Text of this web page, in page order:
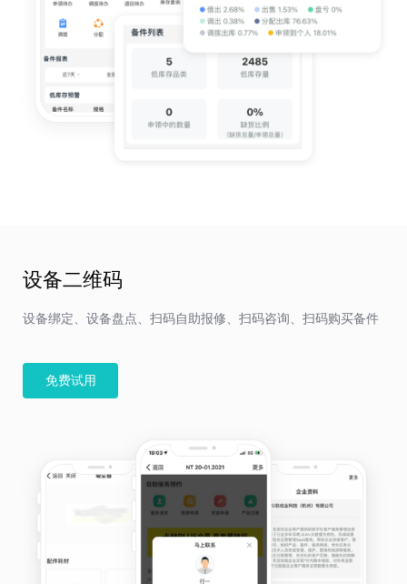
设备二维码
设备绑定、设备盘点、扫码自助报修、扫码咨询、扫码购买备件
免费试用